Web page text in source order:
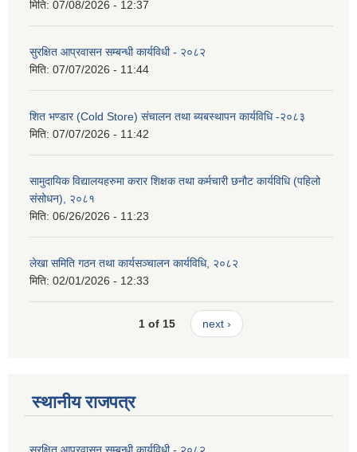
मिति: 07/08/2026 - 12:37
सुरक्षित आप्रवासन सम्बन्धी कार्यविधी - २०८२
मिति: 07/07/2026 - 11:44
शित भण्डार (Cold Store) संचालन तथा ब्यबस्थापन कार्यविधि -२०८३
मिति: 07/07/2026 - 11:42
सामुदायिक विद्यालयहरुमा करार शिक्षक तथा कर्मचारी छनौट कार्यविधि (पहिलो
संसोधन), २०८१
मिति: 06/26/2026 - 11:23
लेखा समिति गठन तथा कार्यसञ्चालन कार्यविधि, २०८२
मिति: 02/01/2026 - 12:33
1 of 15 next ›
स्थानीय राजपत्र